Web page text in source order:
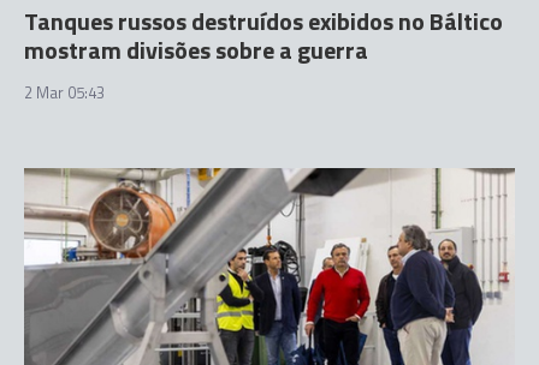
Tanques russos destruídos exibidos no Báltico
mostram divisões sobre a guerra
2 Mar 05:43